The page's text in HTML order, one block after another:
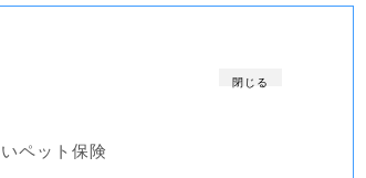
閉じる
ペット保険